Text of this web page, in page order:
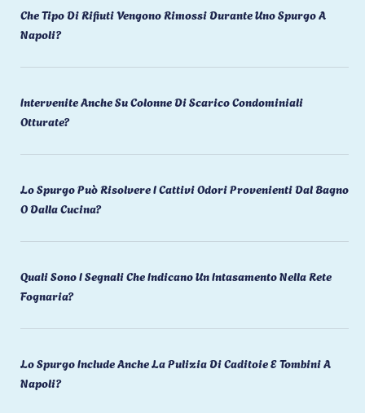
Che Tipo Di Rifiuti Vengono Rimossi Durante Uno Spurgo A
Napoli?
Intervenite Anche Su Colonne Di Scarico Condominiali
Otturate?
Lo Spurgo Può Risolvere I Cattivi Odori Provenienti Dal Bagno
O Dalla Cucina?
Quali Sono I Segnali Che Indicano Un Intasamento Nella Rete
Fognaria?
Lo Spurgo Include Anche La Pulizia Di Caditoie E Tombini A
Napoli?